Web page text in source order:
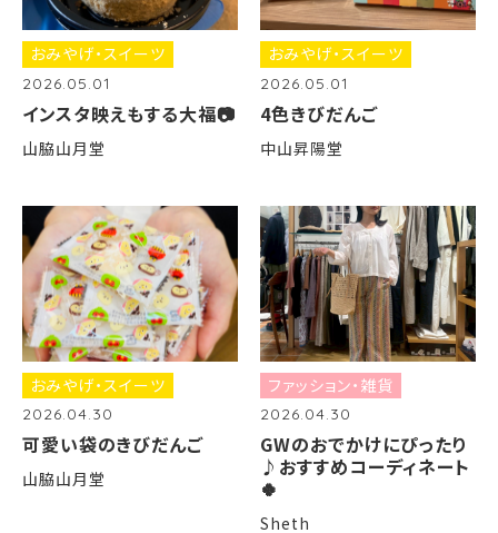
おみやげ・スイーツ
2026.05.01
インスタ映えもする大福📷
山脇山月堂
おみやげ・スイーツ
2026.05.01
4色きびだんご
中山昇陽堂
おみやげ・スイーツ
2026.04.30
可愛い袋のきびだんご
山脇山月堂
ファッション・雑貨
2026.04.30
​GWのおでかけにぴったり
♪おすすめコーディネート
🍀
Sheth